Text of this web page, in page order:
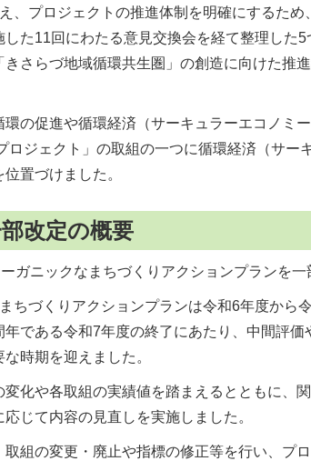
、プロジェクトの推進体制を明確にするため
した11回にわたる意見交換会を経て整理した
さらづ地域循環共生圏」の創造に向けた推
の促進や循環経済（サーキュラーエコノミ
ロジェクト」の取組の一つに循環経済（サー
置づけました。
改定の概要
ガニックなまちづくりアクションプランを一
ちづくりアクションプランは令和6年度から
年である令和7年度の終了にあたり、中間評
時期を迎えました。
変化や各取組の実績値を踏まえるとともに、
じて内容の見直しを実施しました。
取組の変更・廃止や指標の修正等を行い、プ